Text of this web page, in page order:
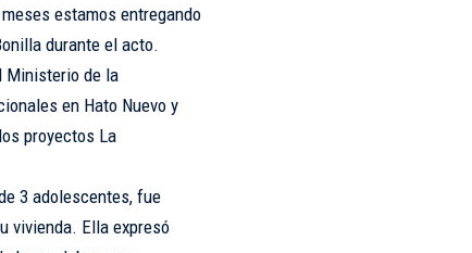
estamos entregando
durante el acto.
Ministerio de la
en Hato Nuevo y
proyectos La
3 adolescentes, fue
vivienda. Ella expresó